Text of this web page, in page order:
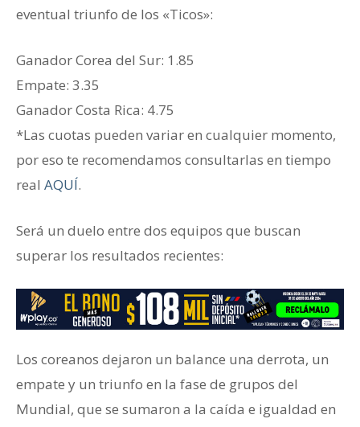
eventual triunfo de los «Ticos»:
Ganador ‎Corea del Sur: 1.85
‎Empate: 3.35
Ganador ‎Costa Rica: 4.75
*Las cuotas pueden variar en cualquier momento,
por eso te recomendamos consultarlas en tiempo
real AQUÍ.
Será un duelo entre dos equipos que buscan
superar los resultados recientes:
Los coreanos dejaron un balance una derrota, un
empate y un triunfo en la fase de grupos del
Mundial, que se sumaron a la caída e igualdad en